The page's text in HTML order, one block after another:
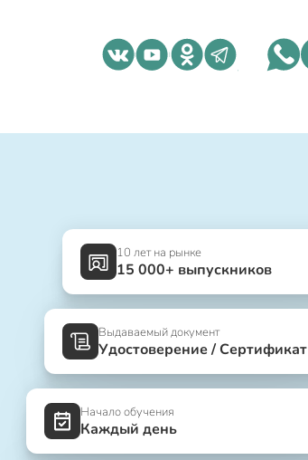
10 лет на рынке
15 000+ выпускников
Выдаваемый документ
Удостоверение / Сертификат
Начало обучения
Каждый день